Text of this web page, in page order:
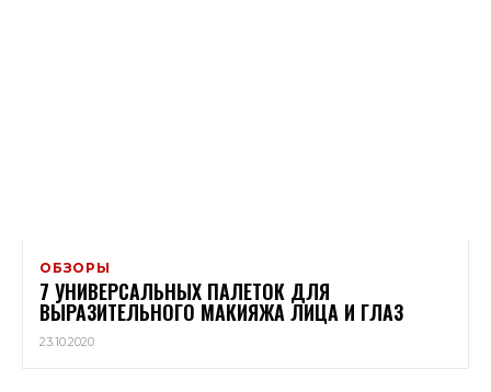
ОБЗОРЫ
7 УНИВЕРСАЛЬНЫХ ПАЛЕТОК ДЛЯ
ВЫРАЗИТЕЛЬНОГО МАКИЯЖА ЛИЦА И ГЛАЗ
23.10.2020